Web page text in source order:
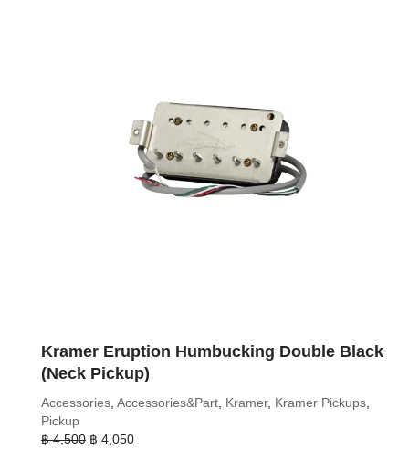
Kramer Eruption Humbucking Double Black
(Neck Pickup)
Accessories, Accessories&Part, Kramer, Kramer Pickups,
Pickup
฿4,500 Original
฿ 4,050Current